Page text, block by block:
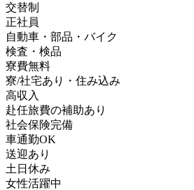
交替制
正社員
自動車・部品・バイク
検査・検品
寮費無料
寮/社宅あり・住み込み
高収入
赴任旅費の補助あり
社会保険完備
車通勤OK
送迎あり
土日休み
女性活躍中